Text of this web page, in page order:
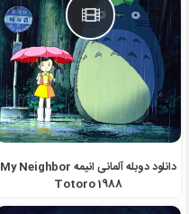
دانلود دوبله آلمانی انیمه My Neighbor
Totoro 1988